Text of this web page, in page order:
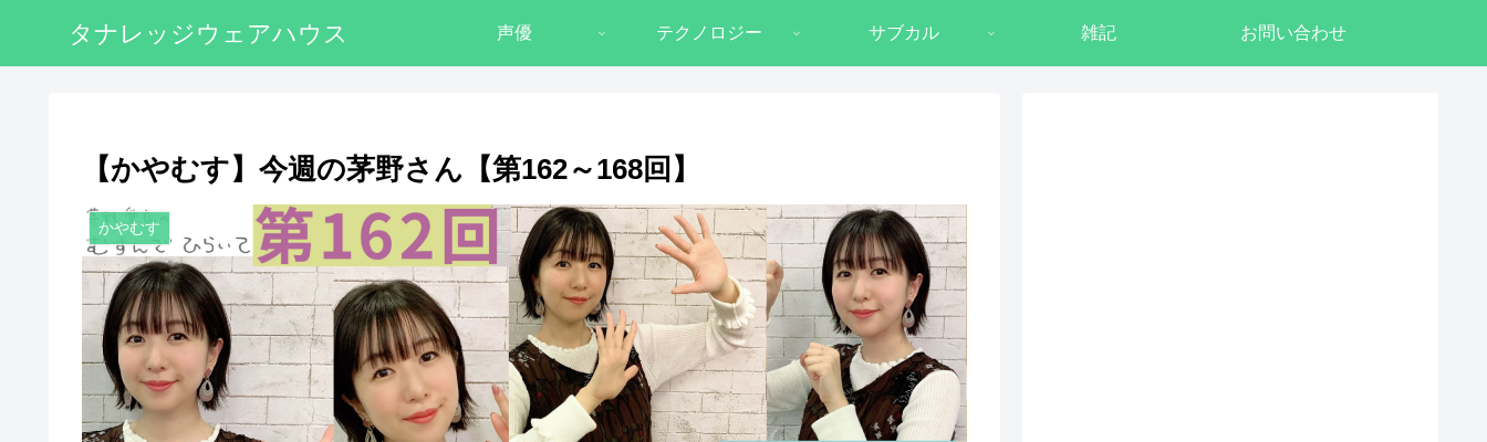
タナレッジウェアハウス 声優 テクノロジー サブカル 雑記 お問い合わせ
【かやむす】今週の茅野さん【第162～168回】
かやむす